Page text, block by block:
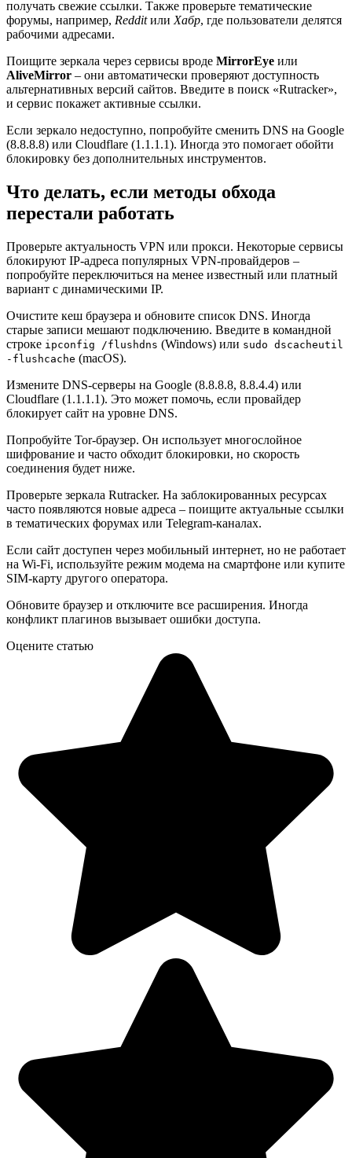
получать свежие ссылки. Также проверьте тематические
форумы, например, Redditили Хабр, где пользователи делятся
рабочими адресами.
Поищите зеркала через сервисы вроде MirrorEye или
AliveMirror – они автоматически проверяют доступность
альтернативных версий сайтов. Введите в поиск «Rutracker»,
и сервис покажет активные ссылки.
Если зеркало недоступно, попробуйте сменить DNS на Google
(8.8.8.8) или Cloudflare (1.1.1.1). Иногда это помогает обойти
блокировку без дополнительных инструментов.
Что делать, если методы обхода
перестали работать
Проверьте актуальность VPN или прокси. Некоторые сервисы
блокируют IP-адреса популярных VPN-провайдеров –
попробуйте переключиться на менее известный или платный
вариант с динамическими IP.
Очистите кеш браузера и обновите список DNS. Иногда
старые записи мешают подключению. Введите в командной
строке ipconfig /flushdns (Windows) или sudo dscacheutil
-flushcache (macOS).
Измените DNS-серверы на Google (8.8.8.8, 8.8.4.4) или
Cloudflare (1.1.1.1). Это может помочь, если провайдер
блокирует сайт на уровне DNS.
Попробуйте Tor-браузер. Он использует многослойное
шифрование и часто обходит блокировки, но скорость
соединения будет ниже.
Проверьте зеркала Rutracker. На заблокированных ресурсах
часто появляются новые адреса – поищите актуальные ссылки
в тематических форумах или Telegram-каналах.
Если сайт доступен через мобильный интернет, но не работает
на Wi-Fi, используйте режим модема на смартфоне или купите
SIM-карту другого оператора.
Обновите браузер и отключите все расширения. Иногда
конфликт плагинов вызывает ошибки доступа.
Оцените статью